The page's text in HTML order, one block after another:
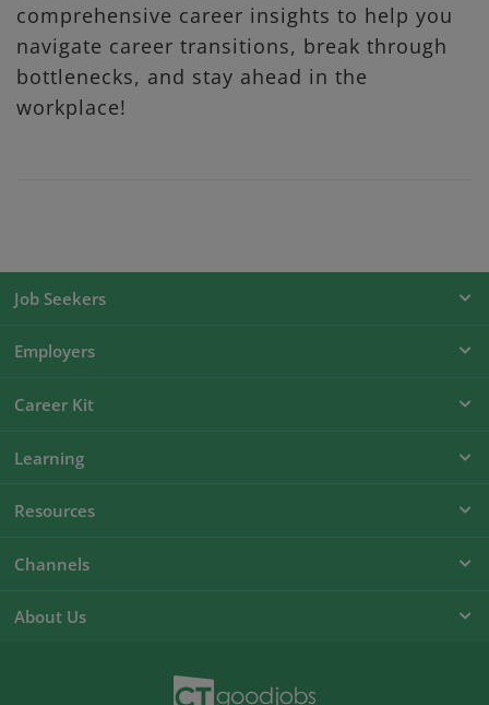
comprehensive career insights to help you
navigate career transitions, break through
bottlenecks, and stay ahead in the
workplace!
Job Seekers
Employers
Career Kit
Learning
Resources
Channels
About Us